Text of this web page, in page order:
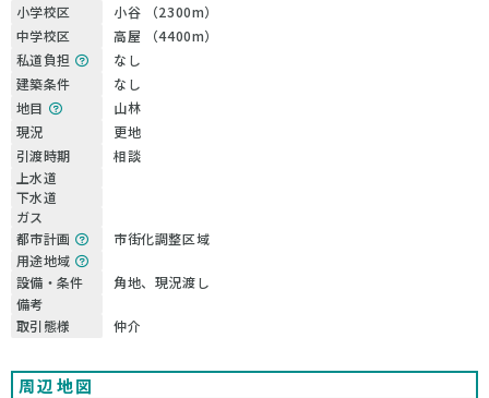
小学校区
小谷 （2300m）
中学校区
高屋 （4400m）
私道負担
なし
建築条件
なし
地目
山林
現況
更地
引渡時期
相談
上水道
下水道
ガス
都市計画
市街化調整区域
用途地域
設備・条件
角地、現況渡し
備考
取引態様
仲介
周辺地図